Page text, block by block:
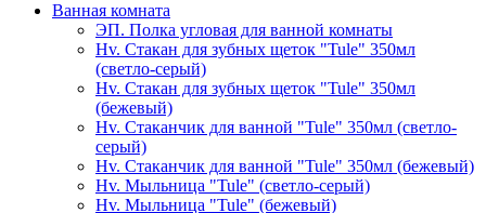
Ванная комната
ЭП. Полка угловая для ванной комнаты
Hv. Стакан для зубных щеток "Tule" 350мл
(светло-серый)
Hv. Стакан для зубных щеток "Tule" 350мл
(бежевый)
Hv. Стаканчик для ванной "Tule" 350мл (светло-
серый)
Hv. Стаканчик для ванной "Tule" 350мл (бежевый)
Hv. Мыльница "Tule" (светло-серый)
Hv. Мыльница "Tule" (бежевый)